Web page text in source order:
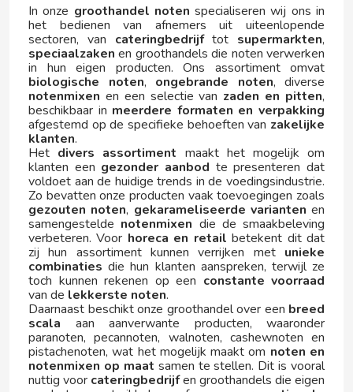
FAS VENDING
FERRERO KINDER
FIESTA
FILIPINOS
FINI
FISHERMAN'S FRIEND
FLIS
FLUFFY STUFF
FONTECELTA
In onze groothandel noten specialiseren wij ons in
het bedienen van afnemers uit uiteenlopende
sectoren, van cateringbedrijftot supermarkten,
speciaalzaken en groothandels die noten verwerken
in hun eigen producten. Ons assortiment omvat
biologische noten, ongebrande noten, diverse
notenmixen en een selectie van zaden en pitten,
beschikbaar in meerdere formaten en verpakking
afgestemd op de specifieke behoeften van zakelijke
klanten.
Het divers assortiment maakt het mogelijk om
klanten een gezonder aanbod te presenteren dat
voldoet aan de huidige trends in de voedingsindustrie.
Zo bevatten onze producten vaak toevoegingen zoals
gezouten noten, gekarameliseerde varianten en
samengestelde notenmixen die de smaakbeleving
verbeteren. Voor horeca en retail betekent dit dat
zij hun assortiment kunnen verrijken met unieke
combinaties die hun klanten aanspreken, terwijl ze
toch kunnen rekenen op een constante voorraad
van de lekkerste noten.
Daarnaast beschikt onze groothandel over een breed
scala aan aanverwante producten, waaronder
paranoten, pecannoten, walnoten, cashewnoten en
pistachenoten, wat het mogelijk maakt om noten en
notenmixen op maat samen te stellen. Dit is vooral
nuttig voor cateringbedrijfen groothandels die eigen